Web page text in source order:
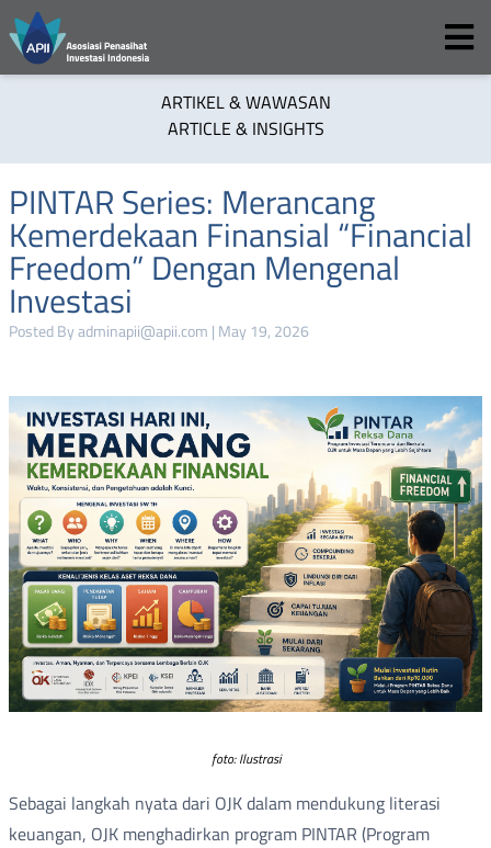
ARTIKEL & WAWASAN
ARTICLE & INSIGHTS
PINTAR Series: Merancang
Kemerdekaan Finansial “Financial
Freedom” Dengan Mengenal
Investasi
Posted By adminapii@apii.com | May 19, 2026
foto: Ilustrasi
Sebagai langkah nyata dari OJK dalam mendukung literasi
keuangan, OJK menghadirkan program PINTAR (Program